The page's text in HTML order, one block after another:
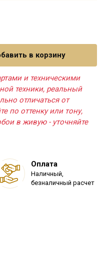
в корзину
и техническими
техники, реальный
отличаться от
по оттенку или тону,
в живую - уточняйте
Оплата
Наличный,
безналичный расчет